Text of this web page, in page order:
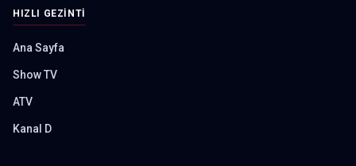
HIZLI GEZINTI
Ana Sayfa
Show TV
ATV
Kanal D